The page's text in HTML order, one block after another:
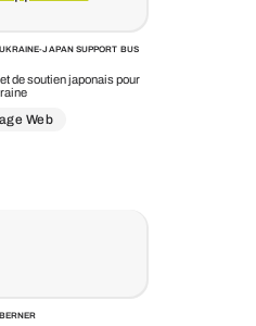
UKRAINE-JAPAN SUPPORT BUS
de soutien japonais pour
Web
BERNER